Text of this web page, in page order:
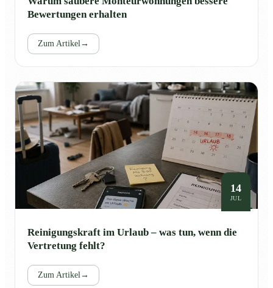
Bewertungen erhalten
Zum Artikel→
14
JUL
Reinigungskraft im Urlaub – was tun, wenn die
Vertretung fehlt?
Zum Artikel→